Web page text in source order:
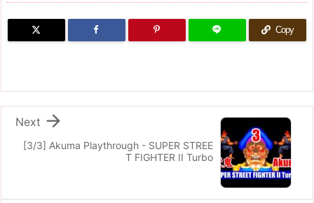
Copy
[3/3] Akuma Playthrough - SUPER STREE
T FIGHTER II Turbo

Next